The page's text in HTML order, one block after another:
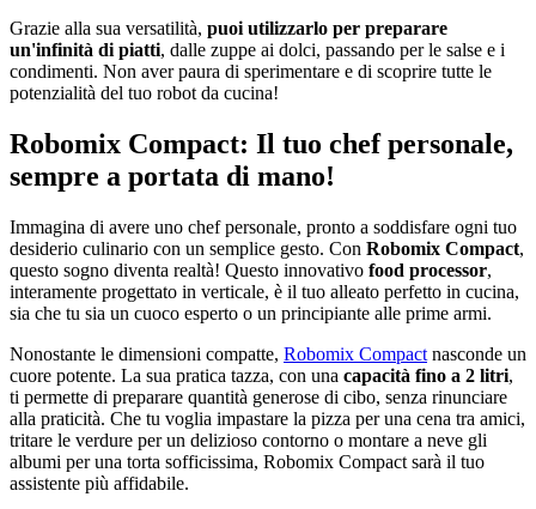
Grazie alla sua versatilità, puoi utilizzarlo per preparare
un'infinità di piatti, dalle zuppe ai dolci, passando per le salse e i
condimenti. Non aver paura di sperimentare e di scoprire tutte le
potenzialità del tuo robot da cucina!
Robomix Compact: Il tuo chef personale,
sempre a portata di mano!
Immagina di avere uno chef personale, pronto a soddisfare ogni tuo
desiderio culinario con un semplice gesto. Con Robomix Compact,
questo sogno diventa realtà! Questo innovativo food processor,
interamente progettato in verticale, è il tuo alleato perfetto in cucina,
sia che tu sia un cuoco esperto o un principiante alle prime armi.
Nonostante le dimensioni compatte, Robomix Compact nasconde un
cuore potente. La sua pratica tazza, con una capacità fino a 2 litri,
ti permette di preparare quantità generose di cibo, senza rinunciare
alla praticità. Che tu voglia impastare la pizza per una cena tra amici,
tritare le verdure per un delizioso contorno o montare a neve gli
albumi per una torta sofficissima, Robomix Compact sarà il tuo
assistente più affidabile.